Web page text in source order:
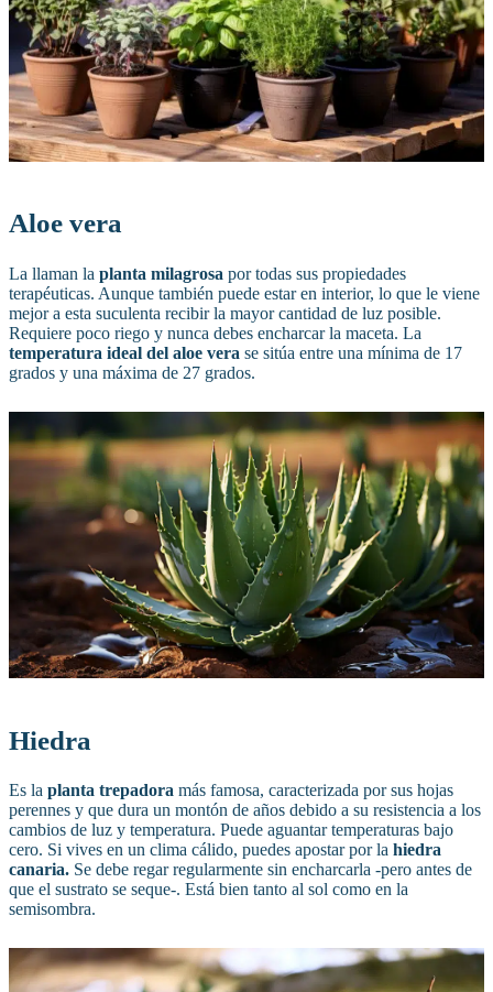
Aloe vera
La llaman la planta milagrosa por todas sus propiedades
terapéuticas. Aunque también puede estar en interior, lo que le viene
mejor a esta suculenta recibir la mayor cantidad de luz posible.
Requiere poco riego y nunca debes encharcar la maceta. La
temperatura ideal del aloe vera se sitúa entre una mínima de 17
grados y una máxima de 27 grados.
Hiedra
Es la planta trepadora más famosa, caracterizada por sus hojas
perennes y que dura un montón de años debido a su resistencia a los
cambios de luz y temperatura. Puede aguantar temperaturas bajo
cero. Si vives en un clima cálido, puedes apostar por la hiedra
canaria. Se debe regar regularmente sin encharcarla -pero antes de
que el sustrato se seque-. Está bien tanto al sol como en la
semisombra.